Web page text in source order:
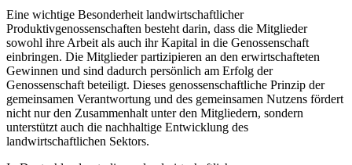
Eine wichtige Besonderheit landwirtschaftlicher
Produktivgenossenschaften besteht darin, dass die Mitglieder
sowohl ihre Arbeit als auch ihr Kapital in die Genossenschaft
einbringen. Die Mitglieder partizipieren an den erwirtschafteten
Gewinnen und sind dadurch persönlich am Erfolg der
Genossenschaft beteiligt. Dieses genossenschaftliche Prinzip der
gemeinsamen Verantwortung und des gemeinsamen Nutzens fördert
nicht nur den Zusammenhalt unter den Mitgliedern, sondern
unterstützt auch die nachhaltige Entwicklung des
landwirtschaftlichen Sektors.